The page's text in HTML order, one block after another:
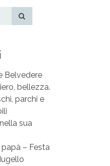
Belvedere
bellezza.
parchi e
sua
– Festa